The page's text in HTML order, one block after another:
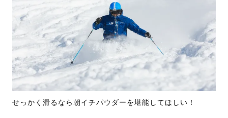
せっかく滑るなら朝イチパウダーを堪能してほしい！